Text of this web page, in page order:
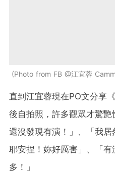
Photo from FB @江宜蓉
直到江宜蓉現在PO文分享
後自拍照，許多觀眾才驚
還沒發現有演！」、「我
耶安捏！妳好厲害」、「
多！」